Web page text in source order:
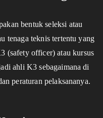
bentuk seleksi atau
tenaga teknis tertentu yang
(safety officer) atau kursus
ahli K3 sebagaimana di
peraturan pelaksananya.